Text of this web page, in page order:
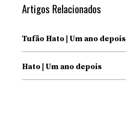
Artigos Relacionados
Tufão Hato | Um ano depois
Hato | Um ano depois